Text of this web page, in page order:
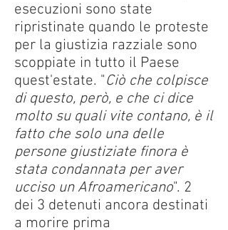
esecuzioni sono state
ripristinate quando le proteste
per la giustizia razziale sono
scoppiate in tutto il Paese
quest'estate. "Ciò che colpisce
di questo, però, e che ci dice
molto su quali vite contano, è il
fatto che solo una delle
persone giustiziate finora è
stata condannata per aver
ucciso un Afroamericano". 2
dei 3 detenuti ancora destinati
a morire prima